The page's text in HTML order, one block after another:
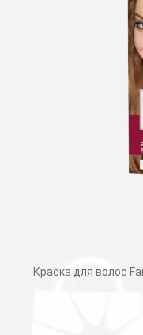
Краска для волос